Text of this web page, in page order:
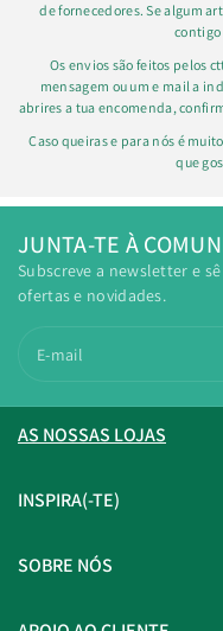
de fornecedores. Se algum
contigo
Os envios são feitos pelos
mensagem ou um e mail a
abrires a tua encomenda,
Caso queiras e para nós é
que
JUNTA-TE À
Subscreve a newsletter e
ofertas e novidades.
E-mail
AS NOSSAS LOJAS
INSPIRA(-TE)
SOBRE NÓS